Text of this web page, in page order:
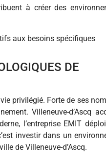
à créer des
aux besoins spécifiques
DE
privilégié. Forte de ses
Villeneuve-d’Ascq
l’entreprise EMIT
investir dans un
de Villeneuve-d’Ascq.